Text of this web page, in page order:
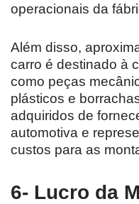
operacionais da
Além disso,
carro é destinado à
como peças
plásticos e
adquiridos de
automotiva e
custos para as
6- Lucro da